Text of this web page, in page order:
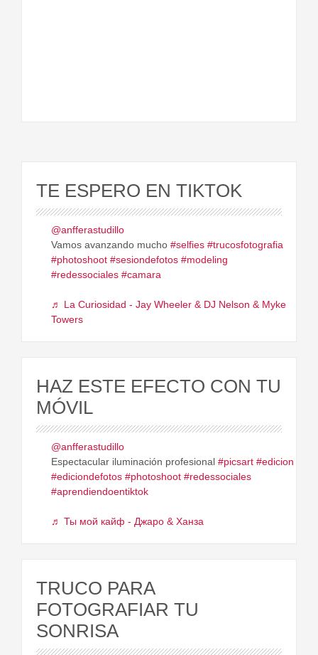
TE ESPERO EN TIKTOK
@anfferastudillo
Vamos avanzando mucho #selfies #trucosfotografia
#photoshoot #sesiondefotos #modeling
#redessociales #camara
♬ La Curiosidad - Jay Wheeler & DJ Nelson & Myke
Towers
HAZ ESTE EFECTO CON TU
MÓVIL
@anfferastudillo
Espectacular iluminación profesional #picsart #edicion
#ediciondefotos #photoshoot #redessociales
#aprendiendoentiktok
♬ Ты мой кайф - Джаро & Ханза
TRUCO PARA
FOTOGRAFIAR TU
SONRISA